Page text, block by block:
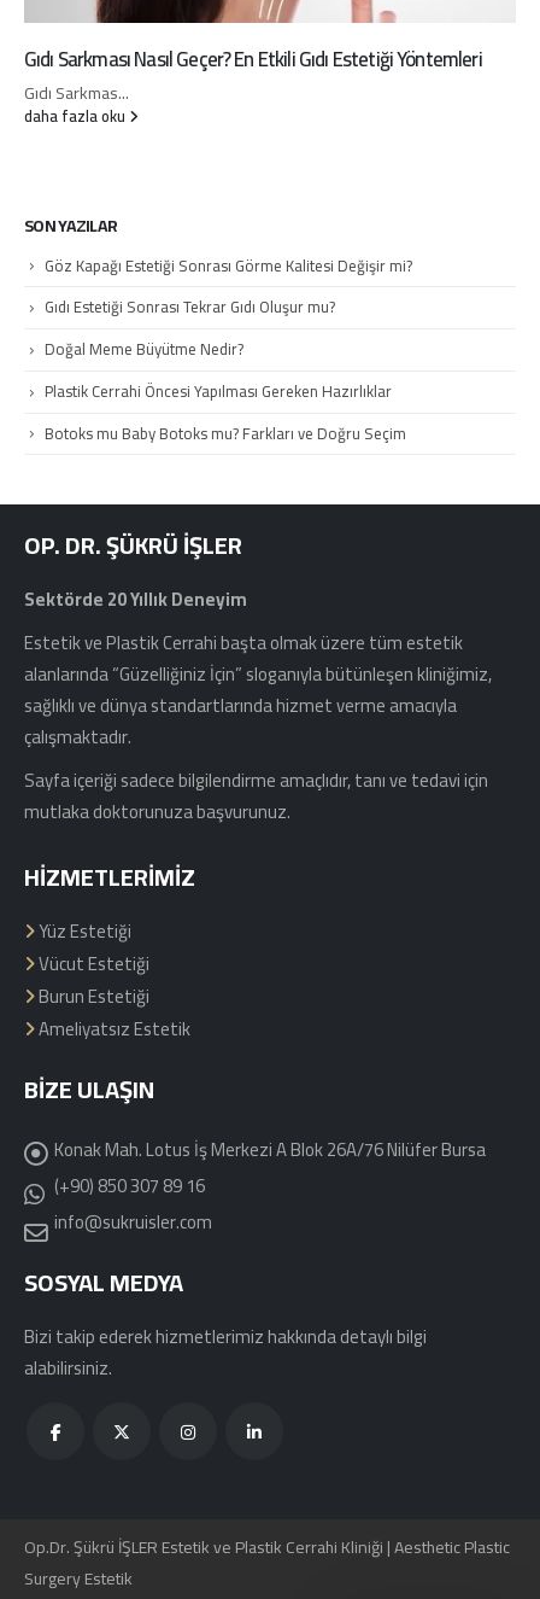
Gıdı Sarkması Nasıl Geçer? En Etkili Gıdı Estetiği Yöntemleri
Gıdı Sarkmas...
daha fazla oku
SON YAZILAR
Göz Kapağı Estetiği Sonrası Görme Kalitesi Değişir mi?
Gıdı Estetiği Sonrası Tekrar Gıdı Oluşur mu?
Doğal Meme Büyütme Nedir?
Plastik Cerrahi Öncesi Yapılması Gereken Hazırlıklar
Botoks mu Baby Botoks mu? Farkları ve Doğru Seçim
OP. DR. ŞÜKRÜ İŞLER
Sektörde 20 Yıllık Deneyim
Estetik ve Plastik Cerrahi başta olmak üzere tüm estetik
alanlarında “Güzelliğiniz İçin” sloganıyla bütünleşen kliniğimiz,
sağlıklı ve dünya standartlarında hizmet verme amacıyla
çalışmaktadır.
Sayfa içeriği sadece bilgilendirme amaçlıdır, tanı ve tedavi için
mutlaka doktorunuza başvurunuz.
HIZMETLERIMIZ
Yüz Estetiği
Vücut Estetiği
Burun Estetiği
Ameliyatsız Estetik
BIZE ULAŞIN
Konak Mah. Lotus İş Merkezi A Blok 26A/76 Nilüfer Bursa
(+90) 850 307 89 16
info@sukruisler.com
SOSYAL MEDYA
Bizi takip ederek hizmetlerimiz hakkında detaylı bilgi
alabilirsiniz.
Op.Dr. Şükrü İŞLER Estetik ve Plastik Cerrahi Kliniği | Aesthetic Plastic
Surgery Estetik